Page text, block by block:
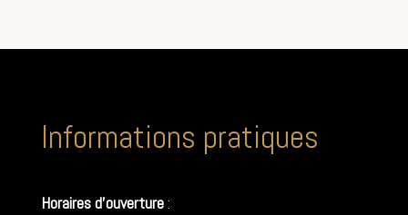
Informations pratiques
Horaires d’ouverture: